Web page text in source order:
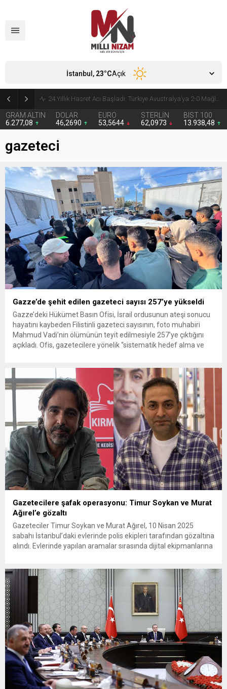
24 Yıllık Hasret Acı Başladı: Türkiye Avustralya’ya 2-0 Mağlup Oldu
GRAM ALTIN
6.277,08
DOLAR
46,2690
EURO
53,5644
STERLİN
62,0973
BIST 100
13.938,48
İstanbul, 23°CAçık
gazeteci
Gazze’de şehit edilen gazeteci sayısı 257’ye yükseldi
Gazze’deki Hükümet Basın Ofisi, İsrail ordusunun ateşi sonucu
hayatını kaybeden Filistinli gazeteci sayısının, foto muhabiri
Mahmud Vadi’nin ölümünün teyit edilmesiyle 257’ye çıktığını
açıkladı. Ofis, gazetecilere yönelik “sistematik hedef alma ve
Basın Ofisi tarafından yapılan açıklamada,...
Gazetecilere şafak operasyonu: Timur Soykan ve Murat
Ağırel’e gözaltı
Gazeteciler Timur Soykan ve Murat Ağırel, 10 Nisan 2025
sabahı İstanbul’daki evlerinde polis ekipleri tarafından gözaltına
alındı. Evlerinde yapılan aramalar sırasında dijital ekipmanlarına
henüz gelmedi. Gözaltı haberini, meslektaşları Şule Aydın
sosyal medya üzerinden duyurdu. Aydın,...